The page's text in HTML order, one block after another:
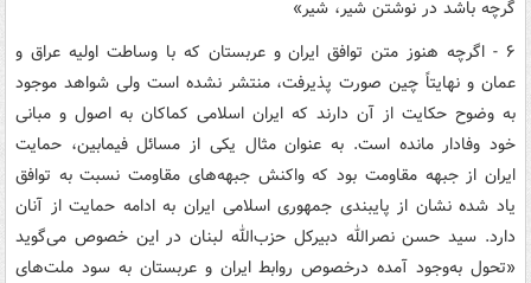
گرچه باشد در نوشتن شیر، شیر»
۶ - اگرچه هنوز متن توافق ایران و عربستان که با وساطت اولیه عراق و
عمان و نهایتاً چین صورت پذیرفت، منتشر نشده است ولی شواهد موجود
به وضوح حکایت از آن دارند که ایران اسلامی کماکان به اصول و مبانی
خود وفادار مانده است. به عنوان مثال یکی از مسائل فیمابین، حمایت
ایران از جبهه مقاومت بود که واکنش جبهه‌های مقاومت نسبت به توافق
یاد شده نشان از پایبندی جمهوری اسلامی ایران به ادامه حمایت از آنان
دارد. سید حسن نصرالله دبیرکل حزب‌الله لبنان در این خصوص می‌گوید
«تحول به‌وجود آمده درخصوص روابط ایران و عربستان به سود ملت‌های